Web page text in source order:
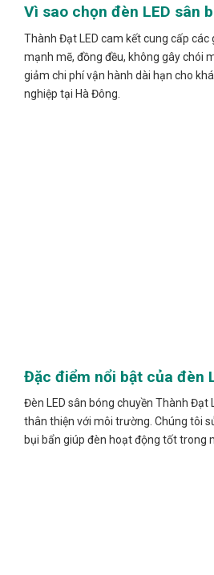
Vì sao chọn đèn LED sân
Thành Đạt LED cam kết cung cấp
mạnh mẽ, đồng đều, không gây chói
giảm chi phí vận hành dài hạn cho
nghiệp tại Hà Đông.
Đặc điểm nổi bật của đèn
Đèn LED sân bóng chuyền Thành Đạt
thân thiện với môi trường. Chúng tôi
bụi bẩn giúp đèn hoạt động tốt trong